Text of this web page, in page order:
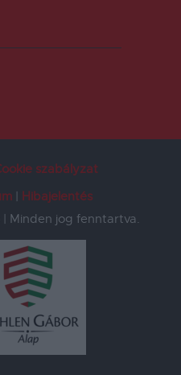
szabályzat
Hibajelentés
Minden jog fenntartva.